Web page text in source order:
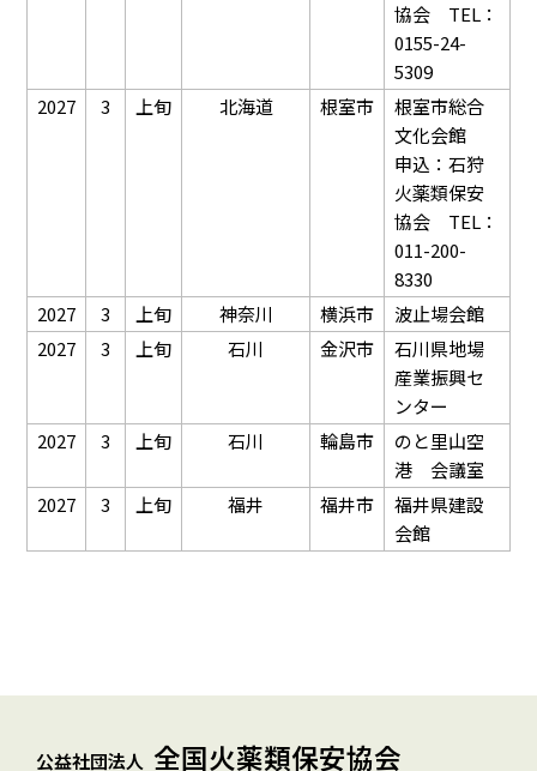
協会 TEL：
0155-24-
5309
2027
3 上旬 北海道 根室市
根室市総合
文化会館
申込：石狩
火薬類保安
協会 TEL：
011-200-
8330
2027
3 上旬 神奈川 横浜市
波止場会館
2027
3 上旬 石川 金沢市
石川県地場
産業振興セ
ンター
2027
3 上旬 石川 輪島市
のと里山空
港 会議室
2027
3 上旬 福井 福井市
福井県建設
会館
公益社団法人 全国火薬類保安協会